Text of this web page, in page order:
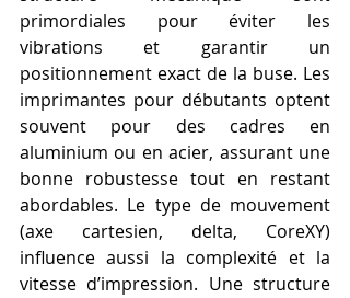
primordiales pour éviter les
vibrations et garantir un
positionnement exact de la buse. Les
imprimantes pour débutants optent
souvent pour des cadres en
aluminium ou en acier, assurant une
bonne robustesse tout en restant
abordables. Le type de mouvement
(axe cartesien, delta, CoreXY)
influence aussi la complexité et la
vitesse d’impression. Une structure